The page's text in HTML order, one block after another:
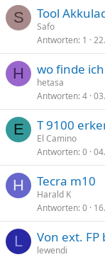
S Tool
Safo
Antworten 1
H wo finde
hetasa
Antworten 4
E T 9100
El Camino
Antworten 0
H Tecra m10
Harald K
Antworten 0
L Von ext. FP
lewendi